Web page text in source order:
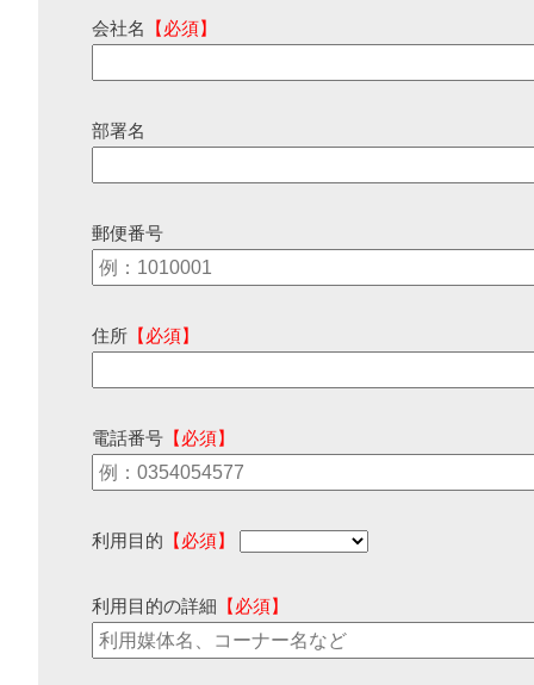
会社名 【必須】
部署名
郵便番号
住所 【必須】
電話番号 【必須】
利用目的 【必須】
利用目的の詳細 【必須】